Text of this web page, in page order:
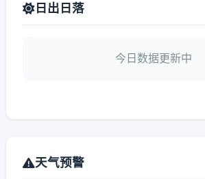
日出日落
今日数据更新中
天气预警